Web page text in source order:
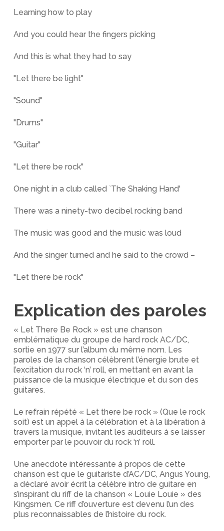
Learning how to play
And you could hear the fingers picking
And this is what they had to say
"Let there be light"
"Sound"
"Drums"
"Guitar"
"Let there be rock"
One night in a club called `The Shaking Hand'
There was a ninety-two decibel rocking band
The music was good and the music was loud
And the singer turned and he said to the crowd –
"Let there be rock"
Explication des paroles
« Let There Be Rock » est une chanson
emblématique du groupe de hard rock AC/DC,
sortie en 1977 sur l’album du même nom. Les
paroles de la chanson célèbrent l’énergie brute et
l’excitation du rock ‘n’ roll, en mettant en avant la
puissance de la musique électrique et du son des
guitares.
Le refrain répété « Let there be rock » (Que le rock
soit) est un appel à la célébration et à la libération à
travers la musique, invitant les auditeurs à se laisser
emporter par le pouvoir du rock ‘n’ roll.
Une anecdote intéressante à propos de cette
chanson est que le guitariste d’AC/DC, Angus Young,
a déclaré avoir écrit la célèbre intro de guitare en
s’inspirant du riff de la chanson « Louie Louie » des
Kingsmen. Ce riff d’ouverture est devenu l’un des
plus reconnaissables de l’histoire du rock.